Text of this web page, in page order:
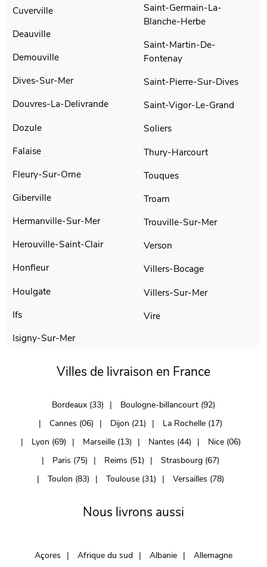
Cuverville
Deauville
Demouville
Dives-Sur-Mer
Douvres-La-Delivrande
Dozule
Falaise
Fleury-Sur-Orne
Giberville
Hermanville-Sur-Mer
Herouville-Saint-Clair
Honfleur
Houlgate
Ifs
Isigny-Sur-Mer
Saint-Germain-La-
Blanche-Herbe
Saint-Martin-De-
Fontenay
Saint-Pierre-Sur-Dives
Saint-Vigor-Le-Grand
Soliers
Thury-Harcourt
Touques
Troarn
Trouville-Sur-Mer
Verson
Villers-Bocage
Villers-Sur-Mer
Vire
Villes de livraison en France
Bordeaux (33)
Boulogne-billancourt (92)
Cannes (06)
Dijon (21)
La Rochelle (17)
Lyon (69)
Marseille (13) Nantes (44)
Nice (06)
Paris (75)
Reims (51)
Strasbourg (67)
Toulon (83)
Toulouse (31) Versailles (78)
Nous livrons aussi
Açores Afrique du sud Albanie
Allemagne